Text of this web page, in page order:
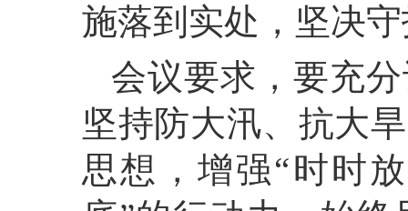
施落到实处，坚决
会议要求， 要充
坚持防大汛、抗大
思想，增强“时时